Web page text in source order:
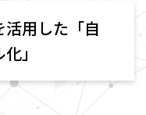
用した「自
」